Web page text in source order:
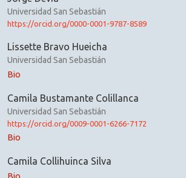
Universidad San Sebastián
https://orcid.org/0000-0001-9787-8589
Lissette Bravo Hueicha
Universidad San Sebastián
Bio
Camila Bustamante Colillanca
Universidad San Sebastián
https://orcid.org/0009-0001-6266-7172
Bio
Camila Collihuinca Silva